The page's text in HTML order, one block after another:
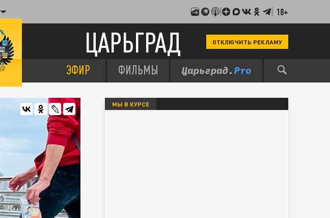
18+
ЦАРЬГРАД ОТКЛЮЧИТЬ РЕКЛАМУ
ЭФИР ФИЛЬМЫ
МЫ В КУРСЕ